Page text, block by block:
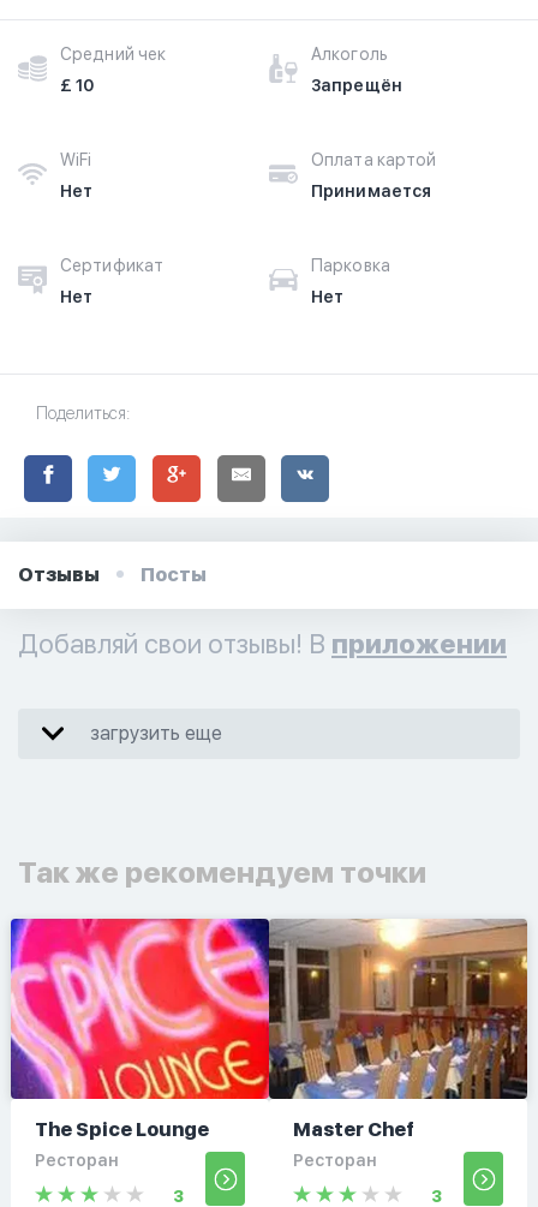
Средний чек
£ 10
Алкоголь
Запрещён
WiFi
Нет
Оплата картой
Принимается
Сертификат
Нет
Парковка
Нет
Поделиться:
Отзывы Посты
Добавляй свои отзывы! В приложении
загрузить еще
Так же рекомендуем точки
The Spice Lounge
Ресторан
3
Master Chef
Ресторан
3